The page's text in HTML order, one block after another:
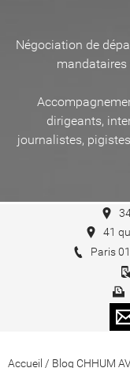
Négociation de
dirigeants,
journalistes,
41
Paris
Accueil / Blog CHHUM